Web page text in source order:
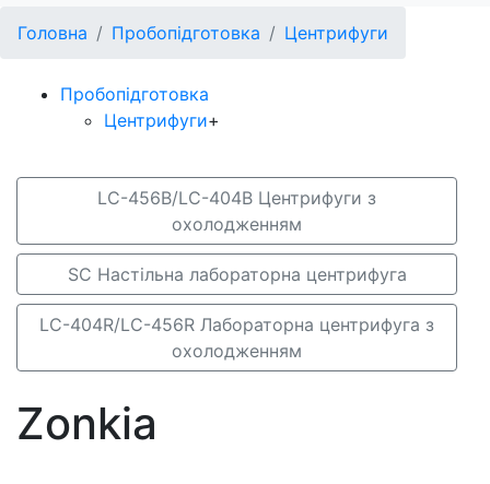
Головна Пробопідготовка Центрифуги
Пробопідготовка
Центрифуги+
LС-456В/LС-404В Центрифуги з
охолодженням
SC Настільна лабораторна центрифуга
LC-404R/LC-456R Лабораторна центрифуга з
охолодженням
Zonkia